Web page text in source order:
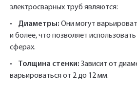
электросварных труб являются:
• Диаметры: Они могут
и более, что позволяет
сферах.
• Толщина стенки: Зависит от
варьироваться от 2 до 12 мм.